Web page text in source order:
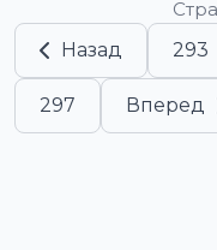
Назад
293
297 Вперед